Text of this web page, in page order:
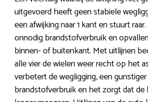
uitgevoerd heeft geen stabiele
een afwijking naar 1 kant en stuurt
onnodig brandstofverbruik en
binnen- of buitenkant. Met uitlijnen
alle vier de wielen weer recht op het
verbetert de wegligging, een gunstiger
brandstofverbruik en het zorgt dat de